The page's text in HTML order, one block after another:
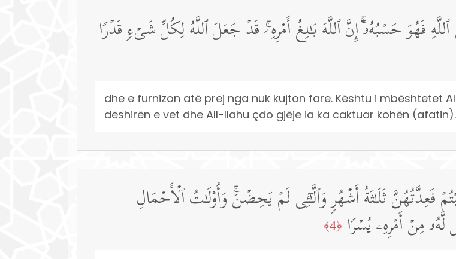
فَهُوَ حَسۡبُهُۥۤۚ إِنَّ ٱللَّهَ بَـٰلِغُ أَمۡرِهِۦۚ قَدۡ جَعَلَ ٱللَّهُ لِكُلِّ شَیۡءࣲ قَدۡرࣰا
dhe e furnizon atë prej nga nuk kujton fare. Kështu i mbështetet
dëshirën e vet dhe All-llahu çdo gjëje ia ka caktuar kohën (afatin).
فَعِدَّتُهُنَّ ثَلَـٰثَةُ أَشۡهُرࣲ وَٱلَّـٰۤـِٔی لَمۡ یَحِضۡنَۚ وَأُو۟لَـٰتُ ٱلۡأَحۡمَالِ
مِنۡ أَمۡرِهِۦ یُسۡرࣰا ﴿4﴾